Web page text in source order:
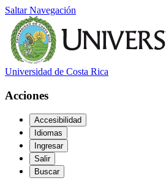
Saltar Navegación
Universidad de Costa Rica
Acciones
Accesibilidad
Idiomas
Ingresar
Salir
Buscar